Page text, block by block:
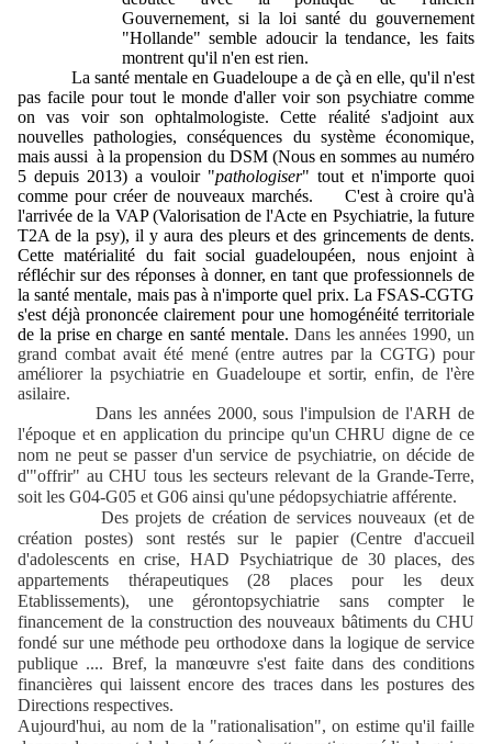
Gouvernement, si la loi santé du gouvernement
"Hollande" semble adoucir la tendance, les faits
montrent qu'il n'en est rien.
La santé mentale en Guadeloupe a de çà en elle, qu'il n'est
pas facile pour tout le monde d'aller voir son psychiatre comme
on vas voir son ophtalmologiste. Cette réalité s'adjoint aux
nouvelles pathologies, conséquences du système économique,
mais aussi à la propension du DSM (Nous en sommes au numéro
5 depuis 2013) a vouloir "pathologiser" tout et n'importe quoi
comme pour créer de nouveaux marchés.
C'est à croire qu'à
l'arrivée de la VAP (Valorisation de l'Acte en Psychiatrie, la future
T2A de la psy), il y aura des pleurs et des grincements de dents.
Cette matérialité du fait social guadeloupéen, nous enjoint à
réfléchir sur des réponses à donner, en tant que professionnels de
la santé mentale, mais pas à n'importe quel prix. La FSAS-CGTG
s'est déjà prononcée clairement pour une homogénéité territoriale
de la prise en charge en santé mentale. Dans les années 1990, un
grand combat avait été mené (entre autres par la CGTG) pour
améliorer la psychiatrie en Guadeloupe et sortir, enfin, de l'ère
asilaire.
Dans les années 2000, sous l'impulsion de l'ARH de
l'époque et en application du principe qu'un CHRU digne de ce
nom ne peut se passer d'un service de psychiatrie, on décide de
d'"offrir" au CHU tous les secteurs relevant de la Grande-Terre,
soit les G04-G05 et G06 ainsi qu'une pédopsychiatrie afférente.
Des projets de création de services nouveaux (et de
création postes) sont restés sur le papier (Centre d'accueil
d'adolescents en crise, HAD Psychiatrique de 30 places, des
appartements thérapeutiques (28 places pour les deux
Etablissements), une gérontopsychiatrie sans compter le
financement de la construction des nouveaux bâtiments du CHU
fondé sur une méthode peu orthodoxe dans la logique de service
publique .... Bref, la manœuvre s'est faite dans des conditions
financières qui laissent encore des traces dans les postures des
Directions respectives.
Aujourd'hui, au nom de la "rationalisation", on estime qu'il faille